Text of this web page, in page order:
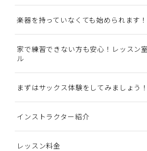
楽器を持っていなくても始められます！
家で練習できない方も安心！レッスン
ル
まずはサックス体験をしてみましょう！
インストラクター紹介
レッスン料金